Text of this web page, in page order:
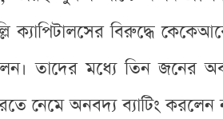
ক্যাপিটালসের বিরুদ্ধে
তাদের মধ্যে তিন জনের
নেমে অনবদ্য ব্যাটিং করলেন